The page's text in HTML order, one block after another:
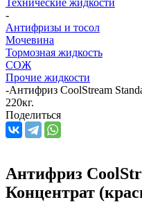
-
Антифризы и тосол
Мочевина
Тормозная жидкость
СОЖ
Прочие жидкости
-Антифриз CoolStream
220кг.
Поделиться
Антифриз
Концентрат